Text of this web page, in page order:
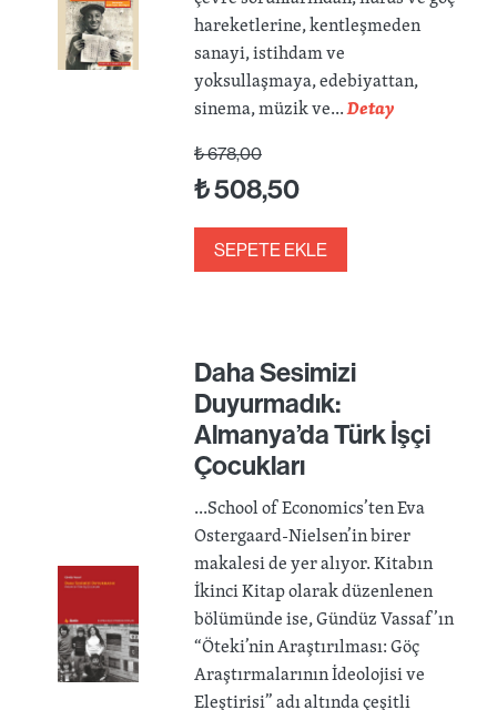
hareketlerine, kentleşmeden
sanayi, istihdam ve
yoksullaşmaya, edebiyattan,
sinema, müzik ve...Detay
₺678,00
₺508,50
SEPETE EKLE
Daha Sesimizi
Duyurmadık:
Almanya’da Türk İşçi
Çocukları
...School of Economics’ten Eva
Ostergaard-Nielsen’in birer
makalesi de yer alıyor. Kitabın
İkinci Kitap olarak düzenlenen
bölümünde ise, Gündüz Vassaf’ın
“Öteki’nin Araştırılması: Göç
Araştırmalarının İdeolojisi ve
Eleştirisi” adı altında çeşitli